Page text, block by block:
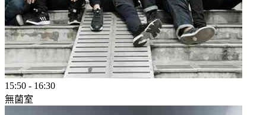
15:50 - 16:30
無菌室